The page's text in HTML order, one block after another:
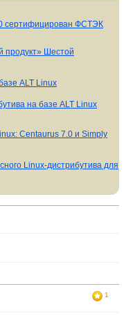
сертифицирован ФСТЭК
продукт» Шестой
ALT Linux
на базе ALT Linux
Centaurus 7.0 и Simply
Linux-дистрибутива для
1